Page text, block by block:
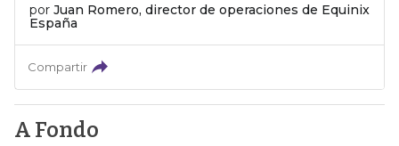
por Juan Romero, director de operaciones de Equinix
España
Compartir
A Fondo